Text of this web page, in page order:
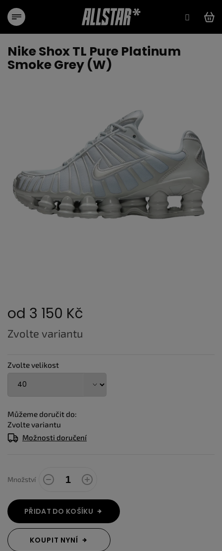
obsah
Nike Shox TL Pure Platinum
Smoke Grey (W)
od 3 150 Kč
Měrná
cena:
Zvolte variantu
Zvolte velikost
Můžeme doručit do:
Zvolte variantu
Možnosti doručení
Množství
PŘIDAT DO KOŠÍKU
KOUPIT NYNÍ